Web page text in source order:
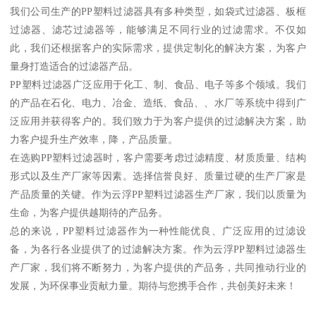
我们公司生产的PP塑料过滤器具有多种类型，如袋式过滤器、板框
过滤器、滤芯过滤器等，能够满足不同行业的过滤需求。不仅如
此，我们还根据客户的实际需求，提供定制化的解决方案，为客户
量身打造适合的过滤器产品。
PP塑料过滤器广泛应用于化工、制、食品、电子等多个领域。我们
的产品在石化、电力、冶金、造纸、食品、、水厂等系统中得到广
泛应用并获得客户的。我们致力于为客户提供的过滤解决方案，助
力客户提升生产效率，降，产品质量。
在选购PP塑料过滤器时，客户需要考虑过滤精度、材质质量、结构
形式以及生产厂家等因素。选择信誉良好、质量过硬的生产厂家是
产品质量的关键。作为云浮PP塑料过滤器生产厂家，我们以质量为
生命，为客户提供越期待的产品务。
总的来说，PP塑料过滤器作为一种性能优良、广泛应用的过滤设
备，为各行各业提供了的过滤解决方案。作为云浮PP塑料过滤器生
产厂家，我们将不断努力，为客户提供的产品务，共同推动行业的
发展，为环保事业贡献力量。期待与您携手合作，共创美好未来！